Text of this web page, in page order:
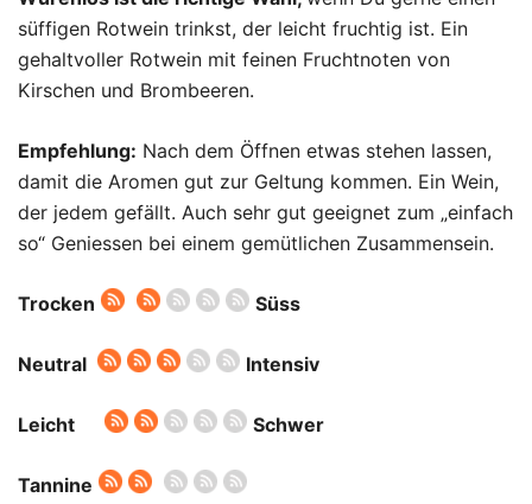
süffigen Rotwein trinkst, der leicht fruchtig ist. Ein
gehaltvoller Rotwein mit feinen Fruchtnoten von
Kirschen und Brombeeren.
Empfehlung: Nach dem Öffnen etwas stehen lassen,
damit die Aromen gut zur Geltung kommen. Ein Wein,
der jedem gefällt. Auch sehr gut geeignet zum „einfach
so“ Geniessen bei einem gemütlichen Zusammensein.
Trocken Süss
Neutral Intensiv
Leicht Schwer
Tannine